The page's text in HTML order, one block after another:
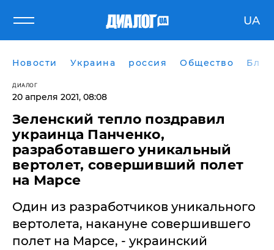
UA
Новости Украина россия Общество
ДИАЛОГ
20 апреля 2021, 08:08
Зеленский тепло поздравил
украинца Панченко,
разработавшего уникальный
вертолет, совершивший полет
на Марсе
Один из разработчиков уникального
вертолета, накануне совершившего
полет на Марсе, - украинский